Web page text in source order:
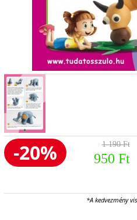
-20% 1 190 Ft
950 Ft
*A kedvezmény